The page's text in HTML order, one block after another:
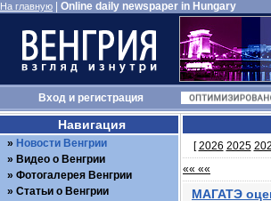
На главную Online daily newspaper in Hungary
Входи регистрация
[2026 2025
«« ««
МАГАТЭ
Навигация
Новости Венгрии
Видео о Венгрии
Фотогалерея Венгрии
Статьи о Венгрии